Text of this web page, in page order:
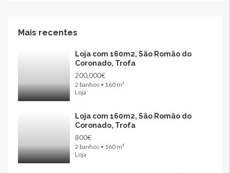
Mais recentes
Loja com 160m2, São Romão do
Coronado, Trofa
200,000€
2 banhos • 160 m²
Loja
Loja com 160m2, São Romão do
Coronado, Trofa
800€
2 banhos • 160 m²
Loja